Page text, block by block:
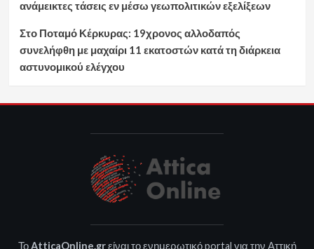
ανάμεικτες τάσεις εν μέσω γεωπολιτικών εξελίξεων
Στο Ποταμό Κέρκυρας: 19χρονος αλλοδαπός
συνελήφθη με μαχαίρι 11 εκατοστών κατά τη διάρκεια
αστυνομικού ελέγχου
ΤοAtticaOnline.grείναι το ενημερωτικό portal για την Αττική